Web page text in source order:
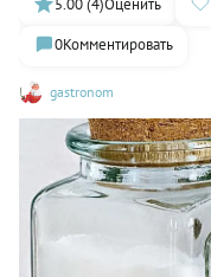
gastronom
0Комментировать